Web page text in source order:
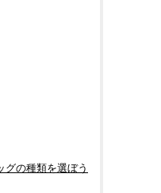
グの種類を選ぼう